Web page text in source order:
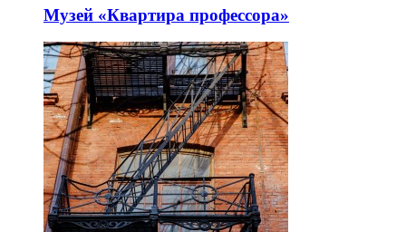
Музей «Квартира профессора»